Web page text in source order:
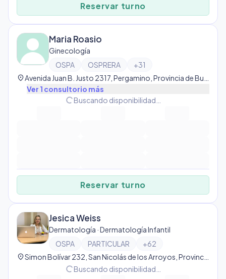
Reservar turno
Maria Roasio
Ginecología
OSPA
OSPRERA +31
location_on
Ver 1 consultorio más
progress_activityBuscando disponibilidad…
Reservar turno
Jesica Weiss
Dermatología · Dermatología Infantil
OSPA
PARTICULAR +62
location_on
progress_activityBuscando disponibilidad…